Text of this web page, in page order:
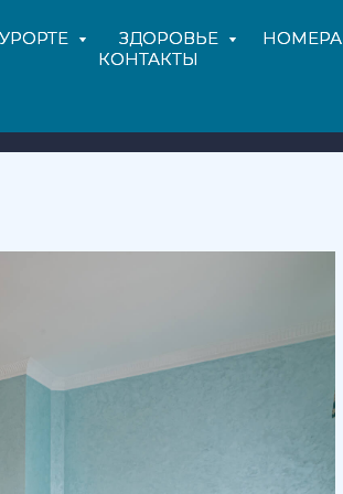
ЗДОРОВЬЕ НОМЕРА
КОНТАКТЫ
ЗДОРОВЬЕ НОМЕРА
КОНТАКТЫ